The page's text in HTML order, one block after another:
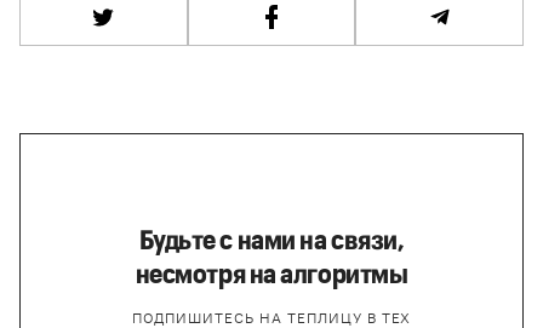
Будьте с нами на связи,
несмотря на алгоритмы
ПОДПИШИТЕСЬ НА ТЕПЛИЦУ В ТЕХ